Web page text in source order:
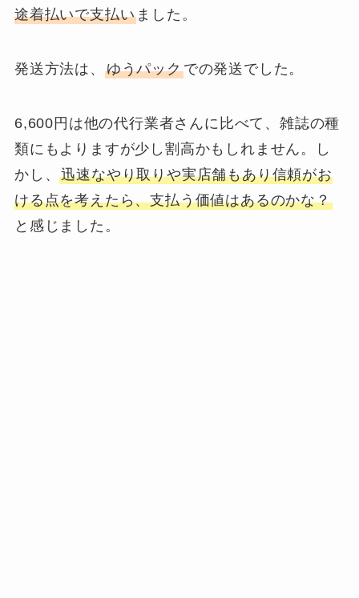
途着払いで支払い ました。
発送方法は、 ゆうパックでの発送でした。
6,600円は他の代行業者さんに比べて、雑誌の種
類にもよりますが少し割高かもしれません。し
かし、迅速なやり取りや実店舗もあり信頼がお
ける点を考えたら、支払う価値はあるのかな？
と感じました。